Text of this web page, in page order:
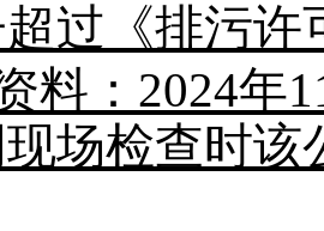
超过《排污许
料： 2024年
场检查时该